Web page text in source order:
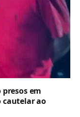
em
cautelar ao